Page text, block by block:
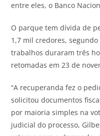
entre eles, o Banco
O parque tem dívida de
1,7 mil credores,
trabalhos duraram três
retomadas em 23 de
“A recuperanda fez o
solicitou documentos
por maioria simples na
judicial do processo,